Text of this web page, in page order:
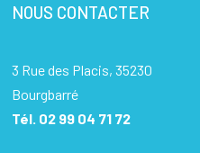
NOUS CONTACTER
3 Rue des Placis, 35230
Bourgbarré
Tél. 02 99 04 71 72